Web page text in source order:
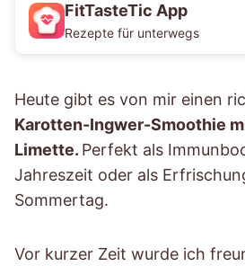
FitTasteTic App
Rezepte für unterwegs
Heute gibt es von mir einen
Karotten-Ingwer-Smoothie
Limette. Perfekt als
Jahreszeit oder als
Sommertag.
Vor kurzer Zeit wurde ich